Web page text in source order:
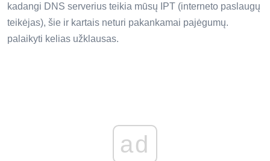
kadangi DNS serverius teikia mūsų IPT (interneto paslaugų
teikėjas), šie ir kartais neturi pakankamai pajėgumų.
palaikyti kelias užklausas.
ad